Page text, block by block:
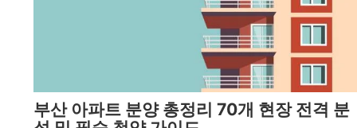
부산 아파트 분양 총정리 70개 현장 전격 분